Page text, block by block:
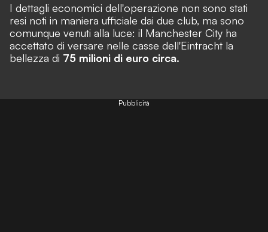
I dettagli economici dell'operazione non sono stati
resi noti in maniera ufficiale dai due club, ma sono
comunque venuti alla luce: il Manchester City ha
accettato di versare nelle casse dell'Eintracht la
bellezza di 75 milioni di euro circa.
Pubblicità